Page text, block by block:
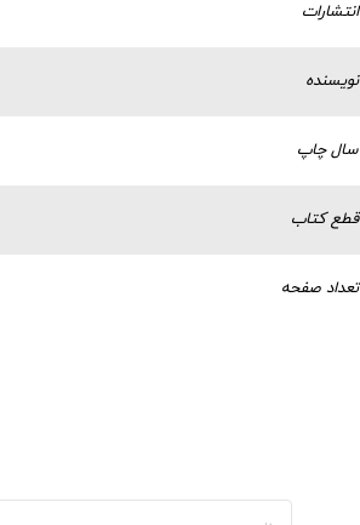
انتشارات
نویسنده
سال چاپ
قطع کتاب
تعداد صفحه